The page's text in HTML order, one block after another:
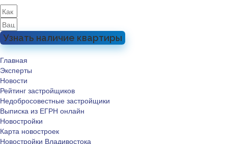
Узнать наличие квартиры
Главная
Эксперты
Новости
Рейтинг застройщиков
Недобросовестные застройщики
Выписка из ЕГРН онлайн
Новостройки
Карта новостроек
Новостройки Владивостока